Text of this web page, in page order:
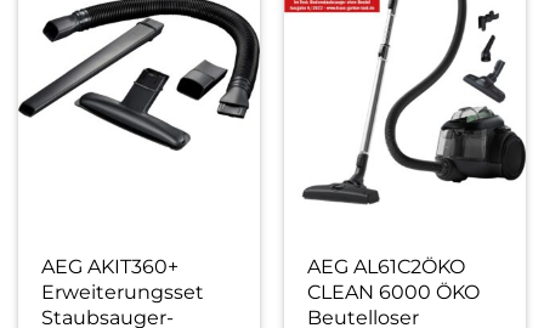
AEG AKIT360+
Erweiterungsset
Staubsauger-
AEG AL61C2ÖKO
CLEAN 6000 ÖKO
Beutelloser